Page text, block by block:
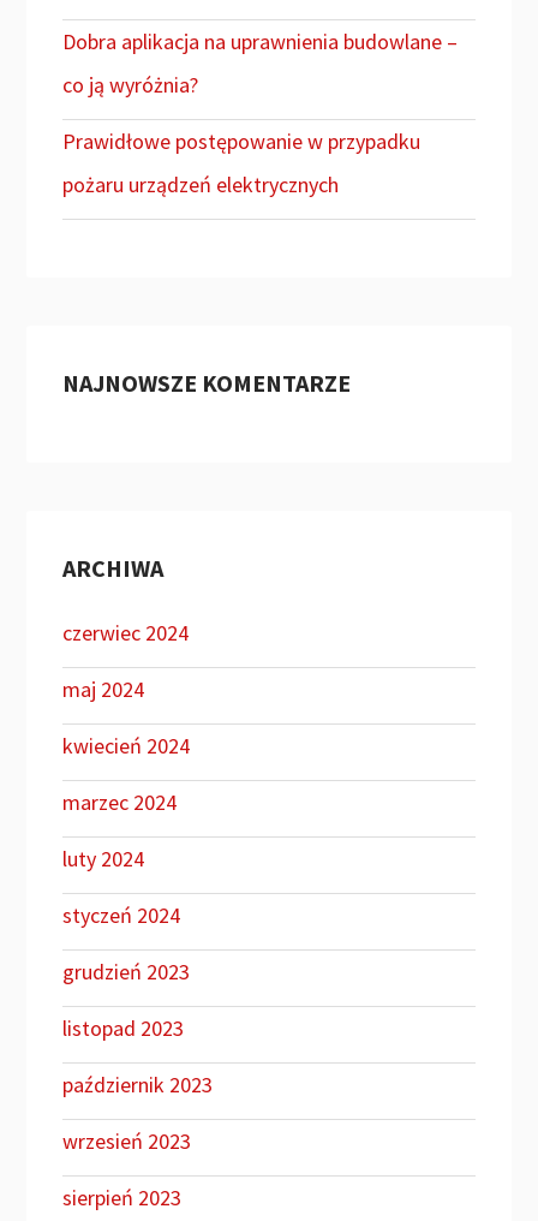
Dobra aplikacja na uprawnienia budowlane –
co ją wyróżnia?
Prawidłowe postępowanie w przypadku
pożaru urządzeń elektrycznych
NAJNOWSZE KOMENTARZE
ARCHIWA
czerwiec 2024
maj 2024
kwiecień 2024
marzec 2024
luty 2024
styczeń 2024
grudzień 2023
listopad 2023
październik 2023
wrzesień 2023
sierpień 2023